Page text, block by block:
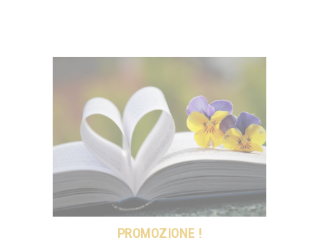
PROMOZIONE !